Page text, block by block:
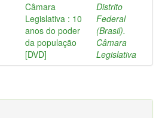
Câmara
Legislativa : 10
anos do poder
da população
[DVD]
Distrito
Federal
(Brasil).
Câmara
Legislativa